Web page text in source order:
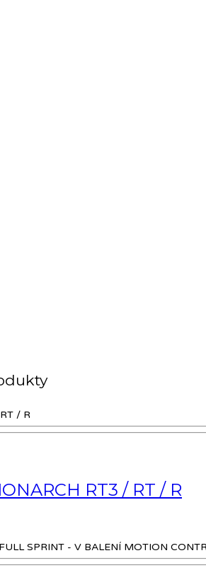
RT3 / RT / R